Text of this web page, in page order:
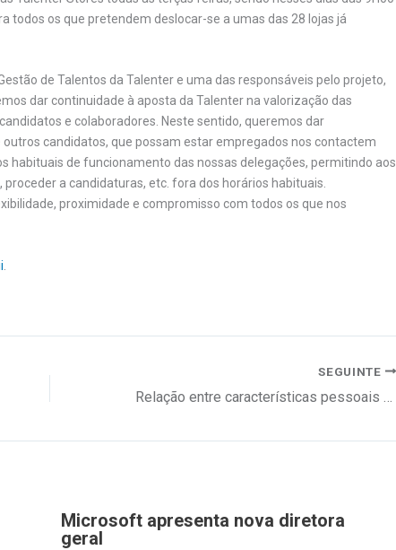
todos os que pretendem deslocar-se a umas das 28 lojas já
de Talentos da Talenter e uma das responsáveis pelo projeto,
dar continuidade à aposta da Talenter na valorização das
e colaboradores. Neste sentido, queremos dar
candidatos, que possam estar empregados nos contactem
habituais de funcionamento das nossas delegações, permitindo aos
a candidaturas, etc. fora dos horários habituais.
proximidade e compromisso com todos os que nos
SEGUINTE
Microsoft apresenta nova diretora
geral